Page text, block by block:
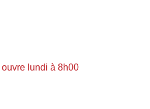
ouvre lundi à 8h00